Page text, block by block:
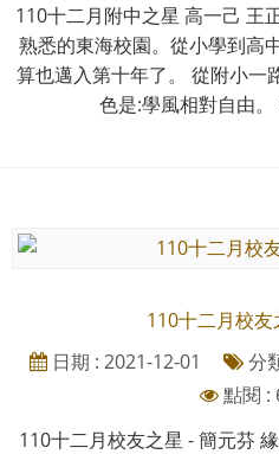
110十二月附中之星 高一己 王
熟悉的東海校園。從小學到高
算也邁入第十年了。 從附小一
色是:學風相對自由
110十二月校友
日期 : 2021-12-01
分
點閱 :
110十二月校友之星 - 簡元芬